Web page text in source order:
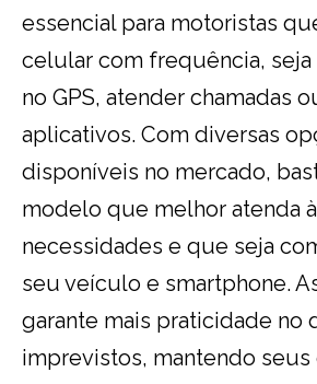
essencial para motoristas
celular com frequência, seja
no GPS, atender chamadas
aplicativos. Com diversas
disponíveis no mercado,
modelo que melhor atenda
necessidades e que seja
seu veículo e smartphone.
garante mais praticidade no
imprevistos, mantendo